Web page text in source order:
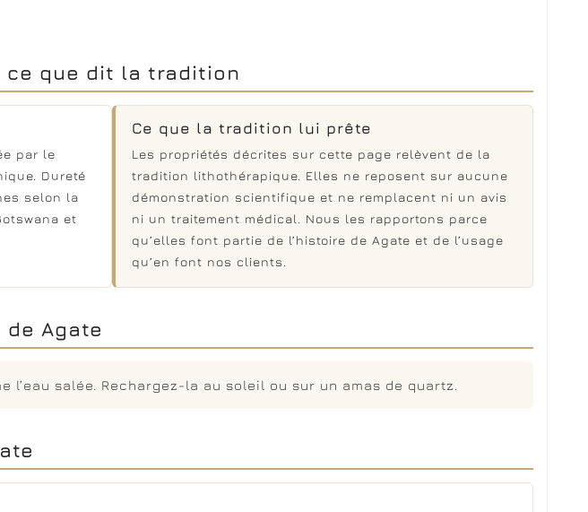
ce que dit la tradition
par le
Dureté
selon la
et
Ce que la tradition lui prête
Les propriétés décrites sur cette page relèvent de la
tradition lithothérapique. Elles ne reposent sur aucune
démonstration scientifique et ne remplacent ni un avis
ni un traitement médical. Nous les rapportons parce
qu’elles font partie de l’histoire de Agate et de l’usage
qu’en font nos clients.
Agate
l’eau salée. Rechargez-la au soleil ou sur un amas de quartz.